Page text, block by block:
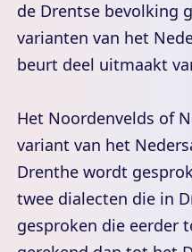
de Drentse bevolking
varianten van het
beurt deel uitmaakt
Het Noordenvelds of
variant van het
Drenthe wordt
twee dialecten die in
gesproken die eerder